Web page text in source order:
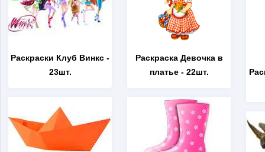
Раскраски Клуб Винкс -
23шт.
Раскраска Девочка в
платье- 22шт.